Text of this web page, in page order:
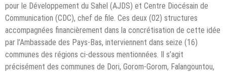
pour le Développement du Sahel (AJDS) et Centre Diocésain de
Communication (CDC), chef de file. Ces deux (02) structures
accompagnées financièrement dans la concrétisation de cette idée
par l’Ambassade des Pays-Bas, interviennent dans seize (16)
communes des régions ci-dessous mentionnées. Il s’agit
précisément des communes de Dori, Gorom-Gorom, Falangountou,